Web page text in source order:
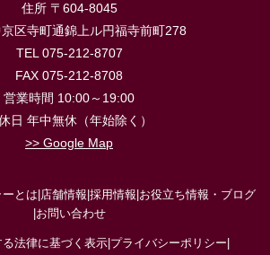
住所 〒604-8045
区寺町通錦上ル円福寺前町278
TEL 075-212-8707
FAX 075-212-8708
営業時間 10:00～19:00
日 年中無休（年始除く）
>> Google Map
ーとは 店舗情報 採用情報 お役立ち情報・ブログ
お問い合わせ
法律に基づく表示| プライバシーポリシー